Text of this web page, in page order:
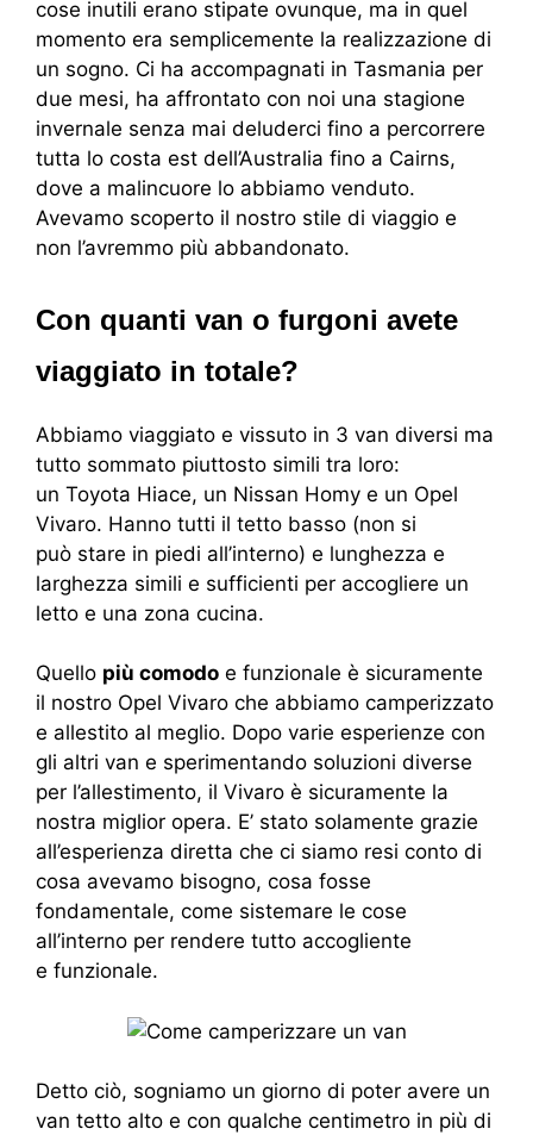
cose inutili erano stipate ovunque, ma in quel
momento era semplicemente la realizzazione di
un sogno. Ci ha accompagnati in Tasmania per
due mesi, ha affrontato con noi una stagione
invernale senza mai deluderci fino a percorrere
tutta lo costa est dell’Australia fino a Cairns,
dove a malincuore lo abbiamo venduto.
Avevamo scoperto il nostro stile di viaggio e
non l’avremmo più abbandonato.
Con quanti van o furgoni avete
viaggiato in totale?
Abbiamo viaggiato e vissuto in 3 van diversi ma
tutto sommato piuttosto simili tra loro:
un Toyota Hiace, un Nissan Homy e un Opel
Vivaro. Hanno tutti il tetto basso (non si
può stare in piedi all’interno) e lunghezza e
larghezza simili e sufficienti per accogliere un
letto e una zona cucina.
Quello più comodo e funzionale è sicuramente
il nostro Opel Vivaro che abbiamo camperizzato
e allestito al meglio. Dopo varie esperienze con
gli altri van e sperimentando soluzioni diverse
per l’allestimento, il Vivaro è sicuramente la
nostra miglior opera. E’ stato solamente grazie
all’esperienza diretta che ci siamo resi conto di
cosa avevamo bisogno, cosa fosse
fondamentale, come sistemare le cose
all’interno per rendere tutto accogliente
e funzionale.
Detto ciò, sogniamo un giorno di poter avere un
van tetto alto e con qualche centimetro in più di